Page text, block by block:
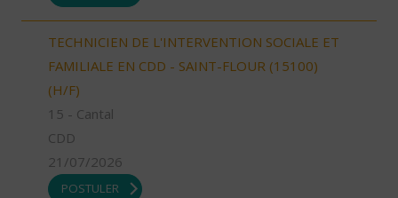
TECHNICIEN DE L'INTERVENTION SOCIALE ET
FAMILIALE EN CDD - SAINT-FLOUR (15100)
(H/F)
15 - Cantal
CDD
21/07/2026
POSTULER